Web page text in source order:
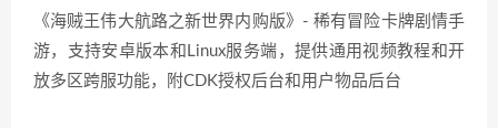
《海贼王伟大航路之新世界内购版》- 稀有冒险卡牌剧情手
游，支持安卓版本和Linux服务端，提供通用视频教程和开
放多区跨服功能，附CDK授权后台和用户物品后台